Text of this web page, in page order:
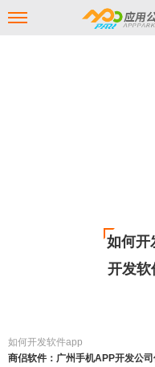
如何开
开发软
如何开发软件app
商侣软件：广州手机APP开发公